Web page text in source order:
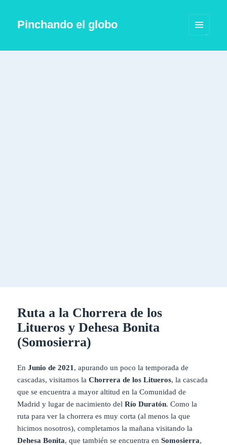
Pinchando el globo
WIDGETS
Ruta a la Chorrera de los
Litueros y Dehesa Bonita
(Somosierra)
En Junio de 2021 , apurando un poco la temporada de
cascadas, visitamos laChorrera de los Litueros, la cascada
que se encuentra a mayor altitud en la Comunidad de
Madrid y lugar de nacimiento delRío Duratón. Como la
ruta para ver la chorrera es muy corta (al menos la que
hicimos nosotros), completamos la mañana visitando la
Dehesa Bonita, que también se encuentra enSomosierra,